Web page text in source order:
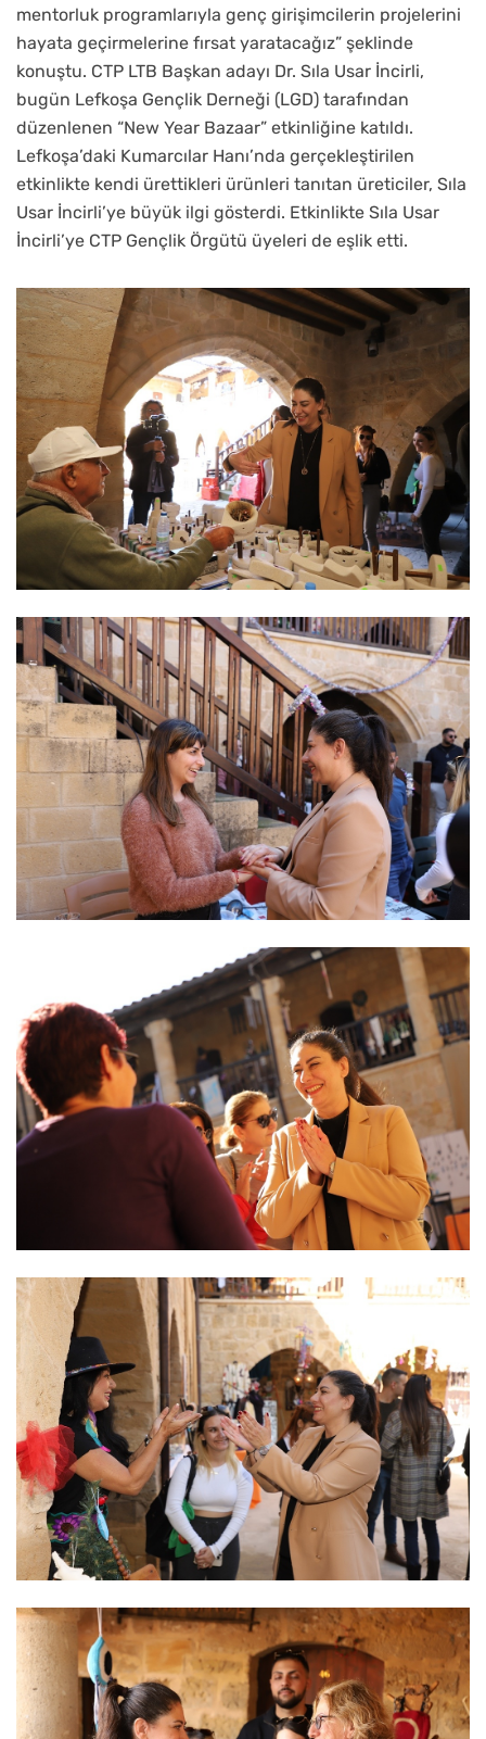
mentorluk programlarıyla genç girişimcilerin projelerini
hayata geçirmelerine fırsat yaratacağız” şeklinde
konuştu. CTP LTB Başkan adayı Dr. Sıla Usar İncirli,
bugün Lefkoşa Gençlik Derneği (LGD) tarafından
düzenlenen “New Year Bazaar” etkinliğine katıldı.
Lefkoşa’daki Kumarcılar Hanı’nda gerçekleştirilen
etkinlikte kendi ürettikleri ürünleri tanıtan üreticiler, Sıla
Usar İncirli’ye büyük ilgi gösterdi. Etkinlikte Sıla Usar
İncirli’ye CTP Gençlik Örgütü üyeleri de eşlik etti.